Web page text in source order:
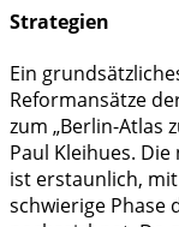
Strategien
Ein
Reformansätze
zum „Berlin-Atlas
Paul Kleihues.
ist erstaunlich,
schwierige Phase